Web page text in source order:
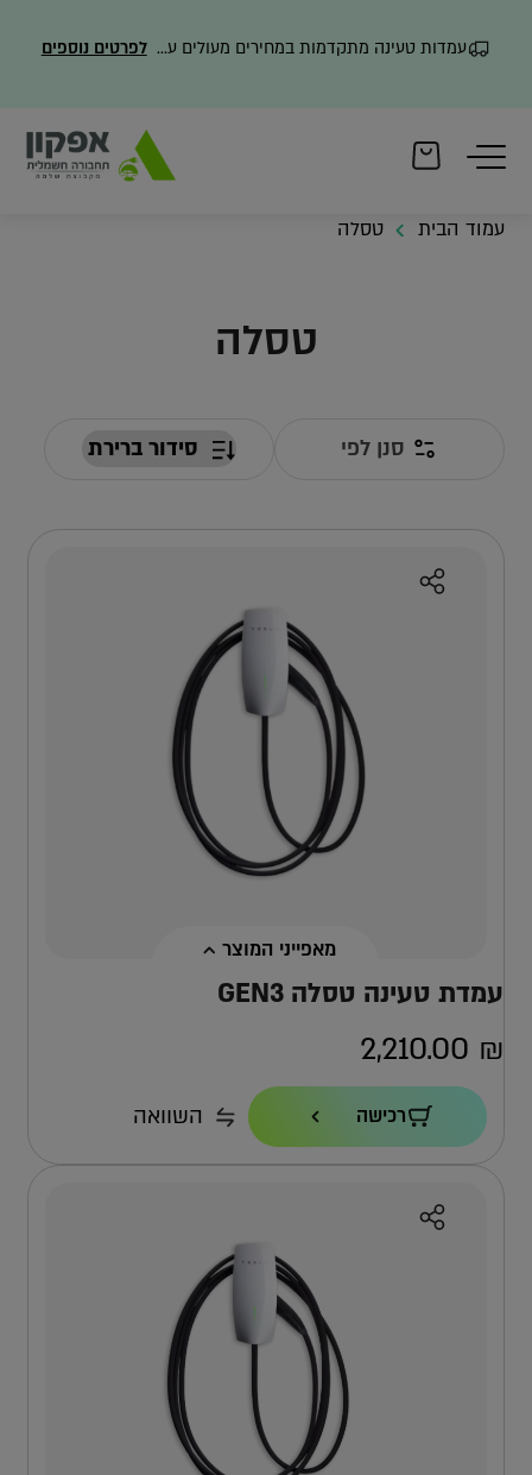
עמדות טעינה מתקדמות במחירים מעולים עם משלוח מהיר לפרטים נוספים
עמוד הבית טסלה
טסלה
סנן לפי
מאפייני המוצר
עמדת טעינה טסלה GEN3
2,210.00 ₪
הספק טעינה
22KW
למה העמדה הזו?
רכישה השוואה